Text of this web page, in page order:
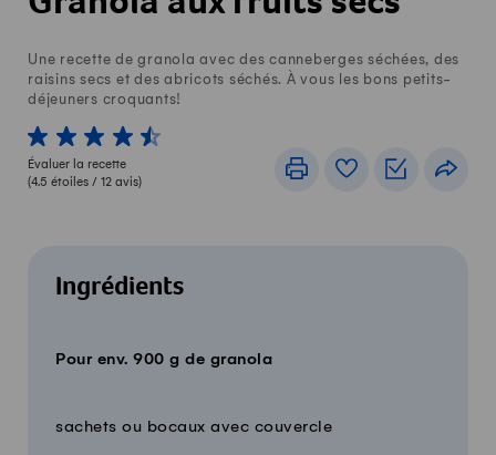
Une recette de granola avec des canneberges séchées, des
raisins secs et des abricots séchés. À vous les bons petits-
déjeuners croquants!
1 von 5 étoiles
2 von 5 étoiles
3 von 5 étoiles
4 von 5 étoiles
5 von 5 étoiles
Évaluer la recette
(4.5 étoiles / 12 avis)
ImprimerLivre de recettes
Listes de
Ingrédients
Pour env. 900 g de granola
QuantitéIngrédients
sachets ou bocaux avec couvercle